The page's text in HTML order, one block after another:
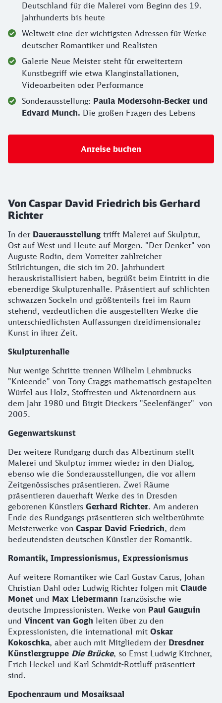
Deutschland für die Malerei vom Beginn des 19.
Jahrhunderts bis heute
Weltweit eine der wichtigsten Adressen für Werke
deutscher Romantiker und Realisten
Galerie Neue Meister steht für erweitertern
Kunstbegriff wie etwa Klanginstallationen,
Videoarbeiten oder Performance
Sonderausstellung: Paula Modersohn-Becker und
Edvard Munch. Die großen Fragen des Lebens
Anreise buchen
Von Caspar David Friedrich bis Gerhard
Richter
In der Dauerausstellung trifft Malerei auf Skulptur,
Ost auf West und Heute auf Morgen. "Der Denker" von
Auguste Rodin, dem Vorreiter zahlreicher
Stilrichtungen, die sich im 20. Jahrhundert
herauskristallisiert haben, begrüßt beim Eintritt in die
ebenerdige Skulpturenhalle. Präsentiert auf schlichten
schwarzen Sockeln und größtenteils frei im Raum
stehend, verdeutlichen die ausgestellten Werke die
unterschiedlichsten Auffassungen dreidimensionaler
Kunst in ihrer Zeit.
Skulpturenhalle
Nur wenige Schritte trennen Wilhelm Lehmbrucks
"Knieende" von Tony Craggs mathematisch gestapelten
Würfel aus Holz, Stoffresten und Aktenordnern aus
dem Jahr 1980 und Birgit Dieckers "Seelenfänger" von
2005.
Gegenwartskunst
Der weitere Rundgang durch das Albertinum stellt
Malerei und Skulptur immer wieder in den Dialog,
ebenso wie die Sonderausstellungen, die vor allem
Zeitgenössisches präsentieren. Zwei Räume
präsentieren dauerhaft Werke des in Dresden
geborenen Künstlers Gerhard Richter. Am anderen
Ende des Rundgangs präsentieren sich weltberühmte
Meisterwerke von Caspar David Friedrich, dem
bedeutendsten deutschen Künstler der Romantik.
Romantik, Impressionismus, Expressionismus
Auf weitere Romantiker wie Carl Gustav Carus, Johan
Christian Dahl oder Ludwig Richter folgen mit Claude
Monet und Max Liebermann französische wie
deutsche Impressionisten. Werke von Paul Gauguin
und Vincent van Gogh leiten über zu den
Expressionisten, die international mit Oskar
Kokoschka, aber auch mit Mitgliedern der Dresdner
Künstlergruppe Die Brücke, so Ernst Ludwig Kirchner,
Erich Heckel und Karl Schmidt-Rottluff präsentiert
sind.
Epochenraum und Mosaiksaal